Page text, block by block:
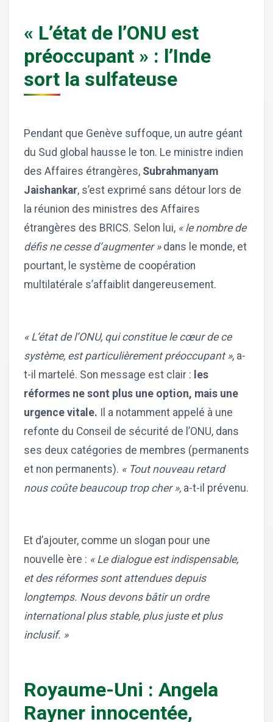
« L’état de l’ONU est
préoccupant » : l’Inde
sort la sulfateuse
Pendant que Genève suffoque, un autre géant
du Sud global hausse le ton. Le ministre indien
des Affaires étrangères, Subrahmanyam
Jaishankar, s’est exprimé sans détour lors de
la réunion des ministres des Affaires
étrangères des BRICS. Selon lui, « le nombre de
défis ne cesse d’augmenter »dans le monde, et
pourtant, le système de coopération
multilatérale s’affaiblit dangereusement.
« L’état de l’ONU, qui constitue le cœur de ce
système, est particulièrement préoccupant », a-
t-il martelé. Son message est clair : les
réformes ne sont plus une option, mais une
urgence vitale.
Il a notamment appelé à une
refonte du Conseil de sécurité de l’ONU, dans
ses deux catégories de membres (permanents
et non permanents). « Tout nouveau retard
nous coûte beaucoup trop cher », a-t-il prévenu.
Et d’ajouter, comme un slogan pour une
nouvelle ère : « Le dialogue est indispensable,
et des réformes sont attendues depuis
longtemps. Nous devons bâtir un ordre
international plus stable, plus juste et plus
inclusif. »
Royaume-Uni : Angela
Rayner innocentée,